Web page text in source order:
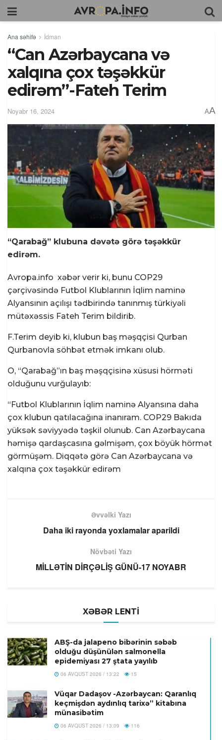
Ana səhifə İdman
“Can Azərbaycana və
xalqına çox təşəkkür
edirəm”-Fateh Terim
Noyabr 16, 2024 AA
“Qarabağ” klubuna dəvətə görə təşəkkür
edirəm.
Avropa.info xəbər verir ki, bunu COP29
çərçivəsində Futbol Klublarının İqlim naminə
Alyansının açılışı tədbirində tanınmış türkiyəli
mütəxəssis Fateh Terim bildirib.
F.Terim deyib ki, klubun baş məşqçisi Qurban
Qurbanovla söhbət etmək imkanı olub.
O, “Qarabağ”ın baş məşqçisinə xüsusi hörməti
olduğunu vurğulayıb:
“Futbol Klublarının İqlim naminə Alyansına daha
çox klubun qatılacağına inanıram. COP29 Bakıda
yüksək səviyyədə təşkil olunub. Can Azərbaycana
həmişə qardaşcasına gəlmişəm, çox böyük hörmət
görmüşəm. Diqqətə görə Can Azərbaycana və
xalqına çox təşəkkür edirəm
Əvvəlki Yazı
Daha iki rayonda yoxlamalar aparildi
Növbəti Yazı
MİLLƏTİN DİRÇƏLİŞ GÜNÜ-17 NOYABR
XƏBƏR LENTİ
ABŞ-da jalapeno bibərinin səbəb
olduğu düşünülən salmonella
epidemiyası 27 ştata yayılıb
06 AVQUST 2026 / 13:22 15
Vüqar Dadaşov -Azərbaycan: Qaranlıq
keçmişdən aydınlıq tarixə” kitabına
münasibətim
06 AVQUST 2026 / 13:09 116